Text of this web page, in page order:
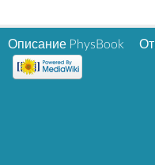
Описание PhysBook